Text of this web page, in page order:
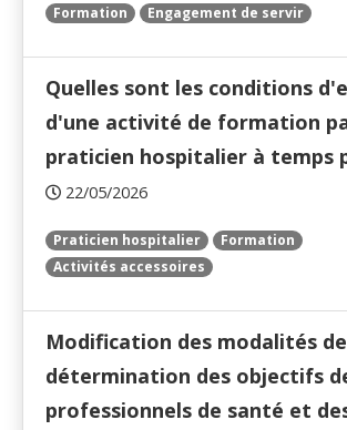
Formation Engagement de servir
Quelles sont les conditions
d'une activité de formation
praticien hospitalier à temps
22/05/2026
Praticien hospitalier
Formation
Activités accessoires
Modification des modalités de
détermination des objectifs
professionnels de santé et